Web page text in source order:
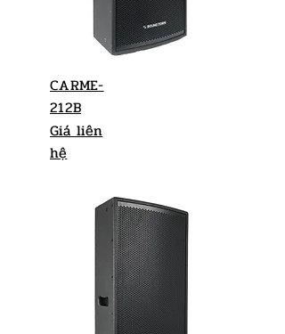
CARME-
212B
Giá liên
hệ